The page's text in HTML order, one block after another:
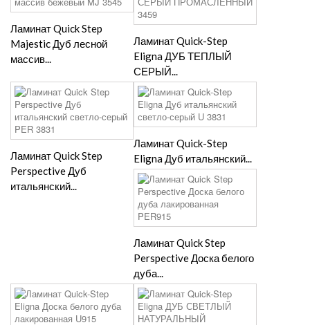
Ламинат Quick Step
Majestic Дуб лесной
массив...
Ламинат Quick-Step
Eligna ДУБ ТЕПЛЫЙ
СЕРЫЙ...
Ламинат Quick Step
Perspective Дуб
итальянский...
Ламинат Quick-Step
Eligna Дуб итальянский...
Ламинат Quick Step
Perspective Доска белого
дуба...